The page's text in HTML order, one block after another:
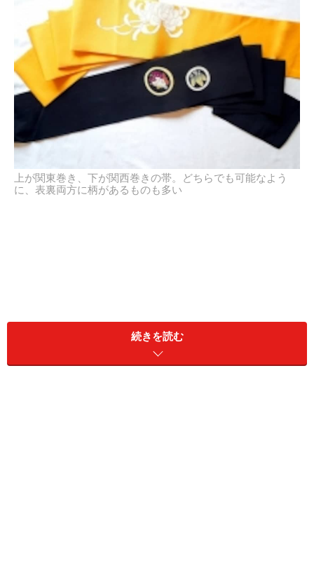
上が関東巻き、下が関西巻きの帯。どちらでも可能なよう
に、表裏両方に柄があるものも多い
続きを読む